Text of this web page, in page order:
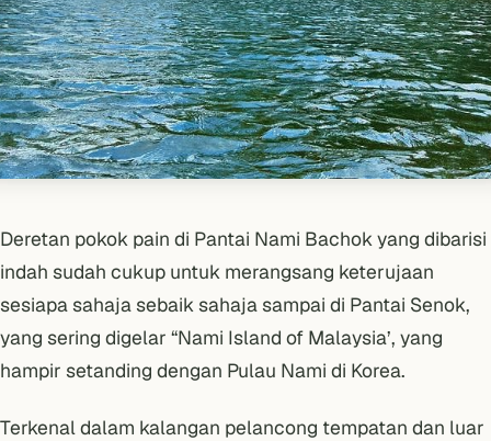
Deretan pokok pain di Pantai Nami Bachok yang dibarisi
indah sudah cukup untuk merangsang keterujaan
sesiapa sahaja sebaik sahaja sampai di Pantai Senok,
yang sering digelar “Nami Island of Malaysia’, yang
hampir setanding dengan Pulau Nami di Korea.
Terkenal dalam kalangan pelancong tempatan dan luar